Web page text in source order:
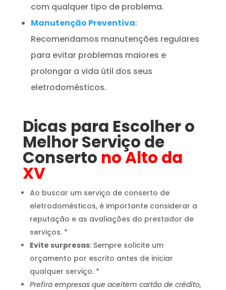
com qualquer tipo de problema.
Manutenção Preventiva:
Recomendamos manutenções regulares
para evitar problemas maiores e
prolongar a vida útil dos seus
eletrodomésticos.
Dicas para Escolher o
Melhor Serviço de
Conserto no Alto da
XV
Ao buscar um serviço de conserto de
eletrodomésticos, é importante considerar a
reputação e as avaliações do prestador de
serviços. *
Evite surpresas: Sempre solicite um
orçamento por escrito antes de iniciar
qualquer serviço. *
Prefira empresas que aceitem cartão de crédito,